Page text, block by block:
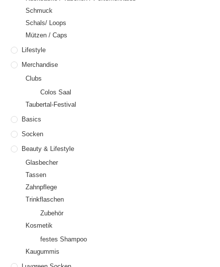
Schmuck
Schals/ Loops
Mützen / Caps
Lifestyle
Merchandise
Clubs
Colos Saal
Taubertal-Festival
Basics
Socken
Beauty & Lifestyle
Glasbecher
Tassen
Zahnpflege
Trinkflaschen
Zubehör
Kosmetik
festes Shampoo
Kaugummis